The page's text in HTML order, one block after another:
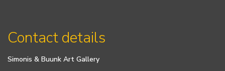
Contact details
Simonis & Buunk Art Gallery